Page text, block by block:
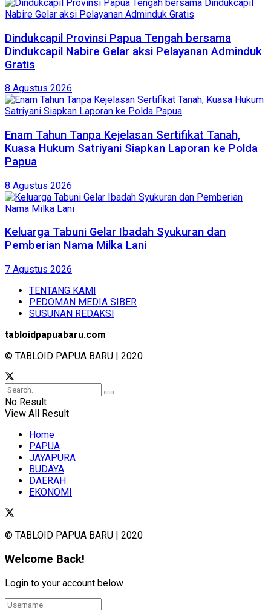
Dindukcapil Provinsi Papua Tengah bersama
Dindukcapil Nabire Gelar aksi Pelayanan Adminduk
Gratis
8 Agustus 2026
Enam Tahun Tanpa Kejelasan Sertifikat Tanah,
Kuasa Hukum Satriyani Siapkan Laporan ke Polda
Papua
8 Agustus 2026
Keluarga Tabuni Gelar Ibadah Syukuran dan
Pemberian Nama Milka Lani
7 Agustus 2026
TENTANG KAMI
PEDOMAN MEDIA SIBER
SUSUNAN REDAKSI
tabloidpapuabaru.com
© TABLOID PAPUA BARU | 2020
No Result
View All Result
Home
PAPUA
JAYAPURA
BUDAYA
DAERAH
EKONOMI
© TABLOID PAPUA BARU | 2020
Welcome Back!
Login to your account below